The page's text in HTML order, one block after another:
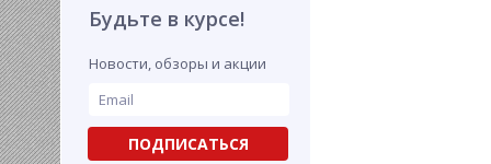
Будьте в курсе!
Новости, обзоры и акции
ПОДПИСАТЬСЯ